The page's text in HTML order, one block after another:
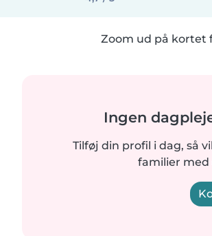
Zoom ud på kortet
Ingen
Tilføj din profil i dag, så
familier med